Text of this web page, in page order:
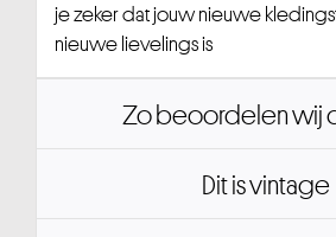
je zeker dat jouw nieuwe
nieuwe lievelings is
Zo beoordelen wij
Dit is vintage